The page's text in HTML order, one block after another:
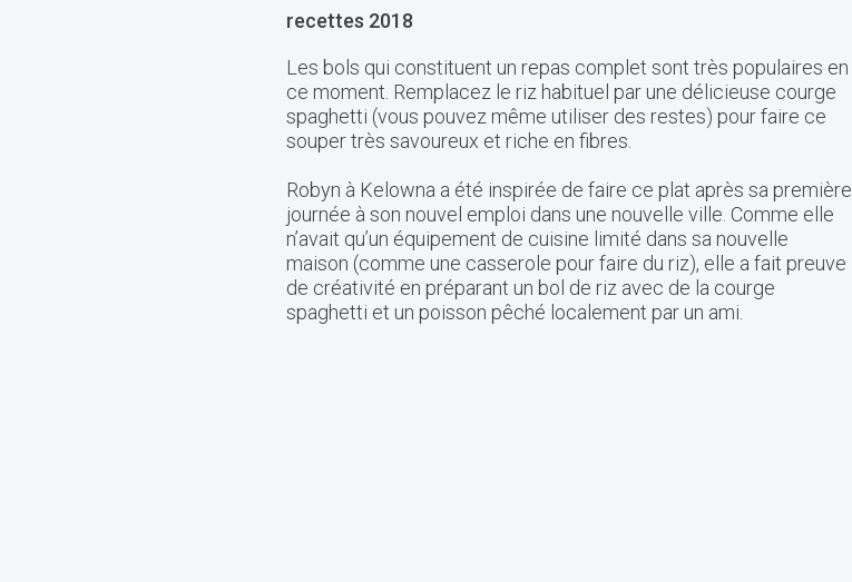
recettes 2018
Les bols qui constituent un repas complet sont très populaires en
ce moment. Remplacez le riz habituel par une délicieuse courge
spaghetti (vous pouvez même utiliser des restes) pour faire ce
souper très savoureux et riche en fibres.
Robyn à Kelowna a été inspirée de faire ce plat après sa première
journée à son nouvel emploi dans une nouvelle ville. Comme elle
n’avait qu’un équipement de cuisine limité dans sa nouvelle
maison (comme une casserole pour faire du riz), elle a fait preuve
de créativité en préparant un bol de riz avec de la courge
spaghetti et un poisson pêché localement par un ami.